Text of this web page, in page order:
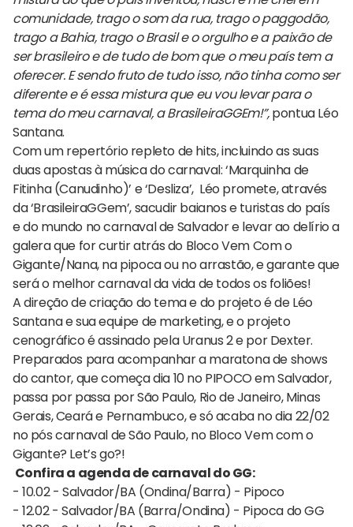
comunidade, trago o som da rua, trago o paggodão,
trago a Bahia, trago o Brasil e o orgulho e a paixão de
ser brasileiro e de tudo de bom que o meu país tem a
oferecer. E sendo fruto de tudo isso, não tinha como ser
diferente e é essa mistura que eu vou levar para o
tema do meu carnaval, a BrasileiraGGEm!”,pontua Léo
Santana.
Com um repertório repleto de hits, incluindo as suas
duas apostas à música do carnaval: ‘Marquinha de
Fitinha (Canudinho)’ e ‘Desliza’, Léo promete, através
da ‘BrasileiraGGem’, sacudir baianos e turistas do país
e do mundo no carnaval de Salvador e levar ao delírio a
galera que for curtir atrás do Bloco Vem Com o
Gigante/Nana, na pipoca ou no arrastão, e garante que
será o melhor carnaval da vida de todos os foliões!
A direção de criação do tema e do projeto é de Léo
Santana e sua equipe de marketing, e o projeto
cenográfico é assinado pela Uranus 2 e por Dexter.
Preparados para acompanhar a maratona de shows
do cantor, que começa dia 10 no PIPOCO em Salvador,
passa por passa por São Paulo, Rio de Janeiro, Minas
Gerais, Ceará e Pernambuco, e só acaba no dia 22/02
no pós carnaval de São Paulo, no Bloco Vem com o
Gigante? Let’s go?!
Confira a agenda de carnaval do GG:
- 10.02 - Salvador/BA (Ondina/Barra) - Pipoco
- 12.02 - Salvador/BA (Barra/Ondina) - Pipoca do GG